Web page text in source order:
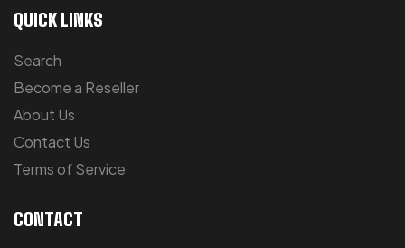
QUICK LINKS
Search
Become a Reseller
About Us
Contact Us
Terms of Service
CONTACT